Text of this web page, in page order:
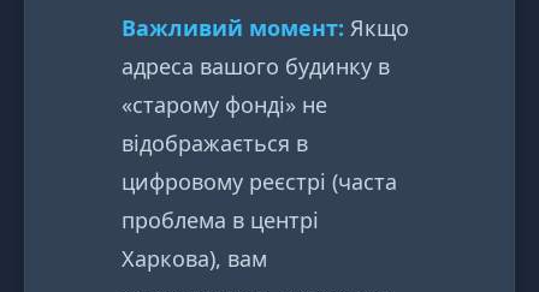
Важливий момент: Якщо
адреса вашого будинку в
«старому фонді» не
відображається в
цифровому реєстрі (часта
проблема в центрі
Харкова), вам